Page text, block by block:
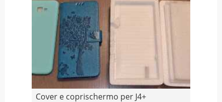
Cover e coprischermo per J4+